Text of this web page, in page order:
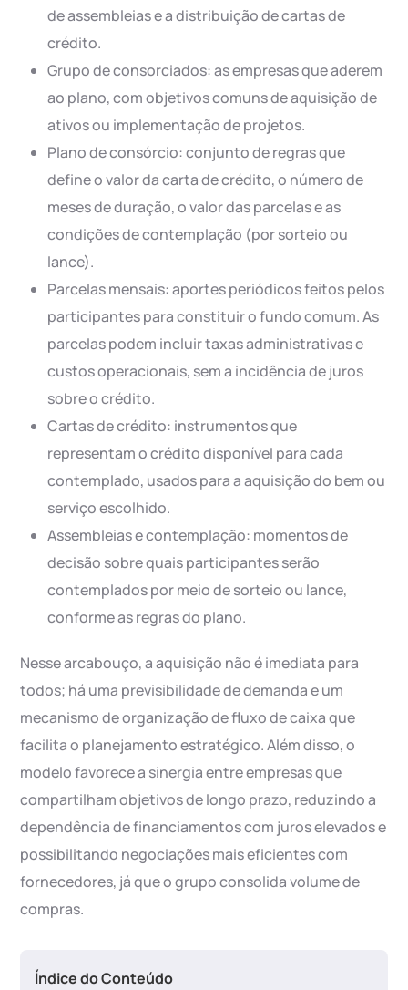
de assembleias e a distribuição de cartas de
crédito.
Grupo de consorciados: as empresas que aderem
ao plano, com objetivos comuns de aquisição de
ativos ou implementação de projetos.
Plano de consórcio: conjunto de regras que
define o valor da carta de crédito, o número de
meses de duração, o valor das parcelas e as
condições de contemplação (por sorteio ou
lance).
Parcelas mensais: aportes periódicos feitos pelos
participantes para constituir o fundo comum. As
parcelas podem incluir taxas administrativas e
custos operacionais, sem a incidência de juros
sobre o crédito.
Cartas de crédito: instrumentos que
representam o crédito disponível para cada
contemplado, usados para a aquisição do bem ou
serviço escolhido.
Assembleias e contemplação: momentos de
decisão sobre quais participantes serão
contemplados por meio de sorteio ou lance,
conforme as regras do plano.
Nesse arcabouço, a aquisição não é imediata para
todos; há uma previsibilidade de demanda e um
mecanismo de organização de fluxo de caixa que
facilita o planejamento estratégico. Além disso, o
modelo favorece a sinergia entre empresas que
compartilham objetivos de longo prazo, reduzindo a
dependência de financiamentos com juros elevados e
possibilitando negociações mais eficientes com
fornecedores, já que o grupo consolida volume de
compras.
Índice do Conteúdo